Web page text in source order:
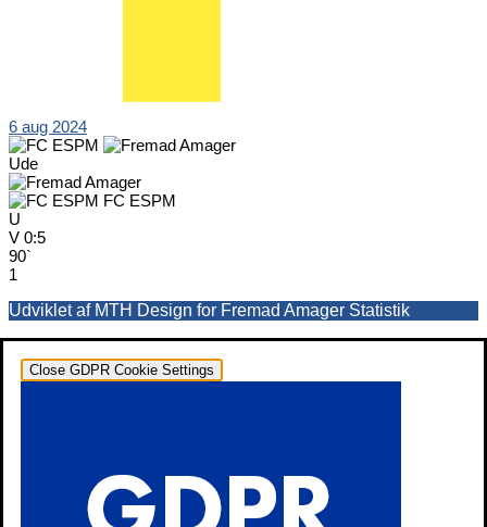
6 aug 2024
Ude
FC ESPM
U
V 0:5
90`
1
Udviklet af MTH Design for Fremad Amager Statistik
Close GDPR Cookie Settings